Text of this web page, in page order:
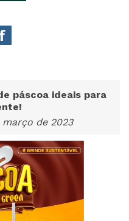
páscoa ideais para
de 2023